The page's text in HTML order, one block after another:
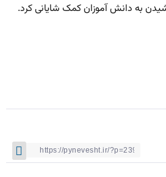
به دانش آموزان کمک شایانی کرد.